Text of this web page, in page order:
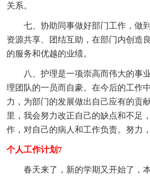
关系。
七、协助同事做好部门工作，做
资源共享、团结互助，在部门内创造
的服务和优越的业绩。
八、护理是一项崇高而伟大的事
理团队的一员而自豪。在今后的工作
力，为部门的发展做出自己应有的贡
里，我会努力改正自己的缺点和不足
作，对自己的病人和工作负责。努力
个人工作计划7
春天来了，新的学期又开始了，